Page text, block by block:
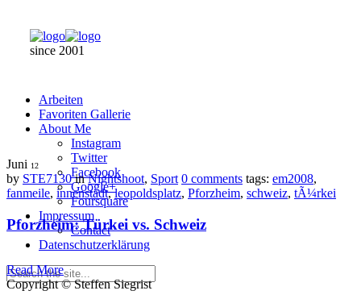
since 2001
Arbeiten
Favoriten Gallerie
About Me
Instagram
Twitter
Facebook
Google+
Foursquare
Impressum
Contact
Datenschutzerklärung
Juni 12
by STE7130 inNightshoot, Sport 0 comments tags: em2008,
fanmeile, innenstadt,leopoldsplatz, Pforzheim, schweiz, tÃ¼rkei
Pforzheim: Türkei vs. Schweiz
Read More
Copyright © Steffen Siegrist